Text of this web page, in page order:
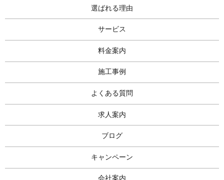
選ばれる理由
サービス
料金案内
施工事例
よくある質問
求人案内
ブログ
キャンペーン
会社案内